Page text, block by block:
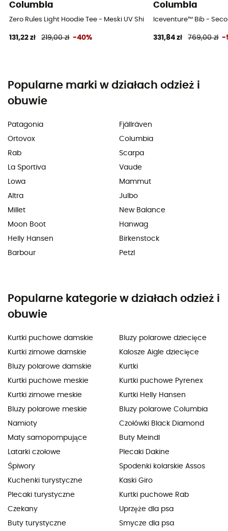
Columbia
Zero Rules Light Hoodie Tee - Meski UV Shirts
131,22 zł 219,00 zł -40%
Columbia
Iceventure™ Bib -
331,84 zł 769,00 zł -
Popularne marki w działach odzież i
obuwie
Patagonia
Ortovox
Rab
La Sportiva
Lowa
Altra
Millet
Moon Boot
Helly Hansen
Barbour
Fjällräven
Columbia
Scarpa
Vaude
Mammut
Julbo
New Balance
Hanwag
Birkenstock
Petzl
Popularne kategorie w działach odzież i
obuwie
Kurtki puchowe damskie
Kurtki zimowe damskie
Bluzy polarowe damskie
Kurtki puchowe meskie
Kurtki zimowe meskie
Bluzy polarowe meskie
Namioty
Maty samopompujące
Latarki czołowe
Śpiwory
Kuchenki turystyczne
Plecaki turystyczne
Czekany
Buty turystyczne
Bluzy polarowe dziecięce
Kalosze Aigle dziecięce
Kurtki
Kurtki puchowe Pyrenex
Kurtki Helly Hansen
Bluzy polarowe Columbia
Czołówki Black Diamond
Buty Meindl
Plecaki Dakine
Spodenki kolarskie Assos
Kaski Giro
Kurtki puchowe Rab
Uprzęże dla psa
Smycze dla psa